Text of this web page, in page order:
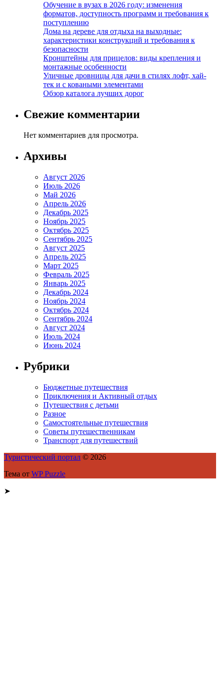
Обучение в вузах в 2026 году: изменения
форматов, доступность программ и требования к
поступлению
Дома на дереве для отдыха на выходные:
характеристики конструкций и требования к
безопасности
Кронштейны для прицелов: виды крепления и
монтажные особенности
Уличные дровницы для дачи в стилях лофт, хай-
тек и с коваными элементами
Обзор каталога лучших дорог
Свежие комментарии
Нет комментариев для просмотра.
Архивы
Август 2026
Июль 2026
Май 2026
Апрель 2026
Декабрь 2025
Ноябрь 2025
Октябрь 2025
Сентябрь 2025
Август 2025
Апрель 2025
Март 2025
Февраль 2025
Январь 2025
Декабрь 2024
Ноябрь 2024
Октябрь 2024
Сентябрь 2024
Август 2024
Июль 2024
Июнь 2024
Рубрики
Бюджетные путешествия
Приключения и Активный отдых
Путешествия с детьми
Разное
Самостоятельные путешествия
Советы путешественникам
Транспорт для путешествий
Туристический портал © 2026
Тема от WP Puzzle
➤